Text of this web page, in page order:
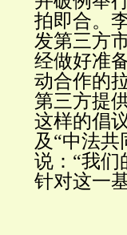
拍即合。
发第三方
经做好准
动合作的
第三方提
这样的倡
及“中法
说：“我们
针对这一